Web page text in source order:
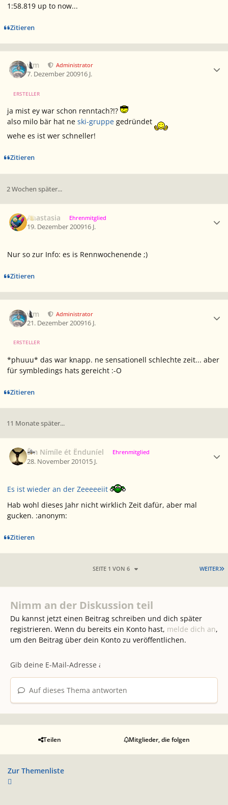
1:58.819 up to now...
Zitieren
wm Administrator
7. Dezember 200916 J.
ERSTELLER
ja mist ey war schon renntach?!?
also milo bär hat ne ski-gruppe gedründet
wehe es ist wer schneller!
Zitieren
2 Wochen später...
Anastasia Ehrenmitglied
19. Dezember 200916 J.
Nur so zur Info: es is Rennwochenende ;)
Zitieren
wm Administrator
21. Dezember 200916 J.
ERSTELLER
*phuuu* das war knapp. ne sensationell schlechte zeit... aber
für symbledings hats gereicht :-O
Zitieren
11 Monate später...
Êm Nímíle ét Ënduníel Ehrenmitglied
28. November 201015 J.
Es ist wieder an der Zeeeeeiit
Hab wohl dieses Jahr nicht wirklich Zeit dafür, aber mal
gucken. :anonym:
Zitieren
WEITER
SEITE 1 VON 6
Nimm an der Diskussion teil
Du kannst jetzt einen Beitrag schreiben und dich später
registrieren. Wenn du bereits ein Konto hast, melde dich an,
um den Beitrag über dein Konto zu veröffentlichen.
Auf dieses Thema antworten
Teilen Mitglieder, die folgen
Zur Themenliste